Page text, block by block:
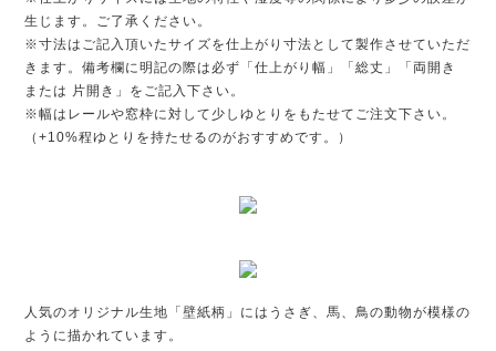
生じます。ご了承ください。
※寸法はご記入頂いたサイズを仕上がり寸法として製作させていただ
きます。備考欄に明記の際は必ず「仕上がり幅」「総丈」「両開き
または 片開き」をご記入下さい。
※幅はレールや窓枠に対して少しゆとりをもたせてご注文下さい。
（+10%程ゆとりを持たせるのがおすすめです。）
人気のオリジナル生地「壁紙柄」にはうさぎ、馬、鳥の動物が模様の
ように描かれています。